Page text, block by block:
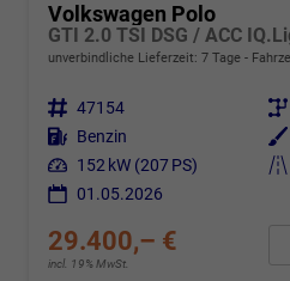
Volkswagen Polo
GTI 2.0 TSI DSG / ACC
unverbindliche Lieferzeit: 7 Tage
Fahrzeugnr. 47154 Getriebe
Kraftstoff Benzin Außenfarbe
Leistung 152 kW (207 PS) Kilometerstand
01.05.2026
29.400,– €
incl. 19% MwSt.